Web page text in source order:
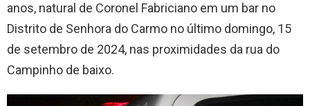
anos, natural de Coronel Fabriciano em um bar no
Distrito de Senhora do Carmo no último domingo, 15
de setembro de 2024, nas proximidades da rua do
Campinho de baixo.